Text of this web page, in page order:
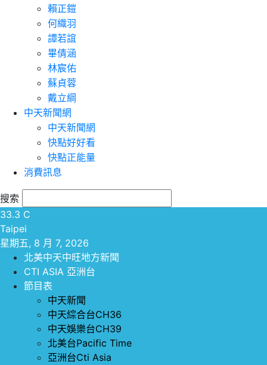
賴正鎧
何織羽
譚若誼
畢倩涵
林宸佑
蘇貞蓉
戴立綱
中天新聞網
中天新聞網
快點好好看
快點正能量
消費訊息
搜索
33.3 C
Taipei
星期五, 8 月 7, 2026
北美中天中旺地方新聞
CTI ASIA 亞洲台
節目表
中天新聞
中天綜合台CH36
中天娛樂台CH39
北美台Pacific Time
亞洲台Cti Asia